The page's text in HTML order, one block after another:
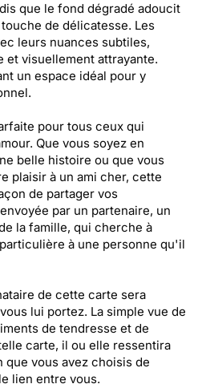
que le fond dégradé adoucit
de délicatesse. Les
leurs nuances subtiles,
visuellement attrayante.
un espace idéal pour y
pour tous ceux qui
Que vous soyez en
belle histoire ou que vous
plaisir à un ami cher, cette
de partager vos
par un partenaire, un
la famille, qui cherche à
à une personne qu'il
de cette carte sera
lui portez. La simple vue de
de tendresse et de
carte, il ou elle ressentira
vous avez choisis de
lien entre vous.